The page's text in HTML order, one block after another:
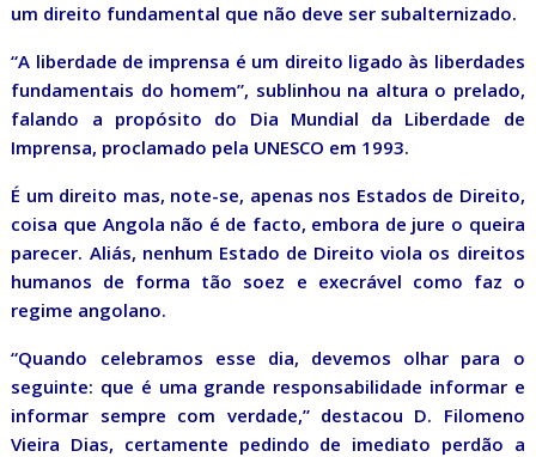
um direito fundamental que não deve ser subalternizado.
“A liberdade de imprensa é um direito ligado às liberdades
fundamentais do homem”, sublinhou na altura o prelado,
falando a propósito do Dia Mundial da Liberdade de
Imprensa, proclamado pela UNESCO em 1993.
É um direito mas, note-se, apenas nos Estados de Direito,
coisa que Angola não é de facto, embora de jure o queira
parecer. Aliás, nenhum Estado de Direito viola os direitos
humanos de forma tão soez e execrável como faz o
regime angolano.
“Quando celebramos esse dia, devemos olhar para o
seguinte: que é uma grande responsabilidade informar e
informar sempre com verdade,” destacou D. Filomeno
Vieira Dias, certamente pedindo de imediato perdão a